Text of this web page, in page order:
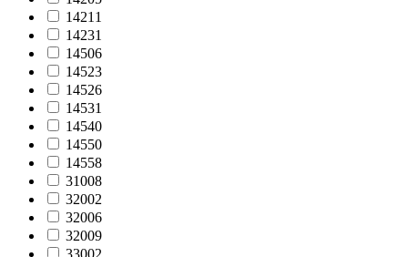
14211
14231
14506
14523
14526
14531
14540
14550
14558
31008
32002
32006
32009
33002